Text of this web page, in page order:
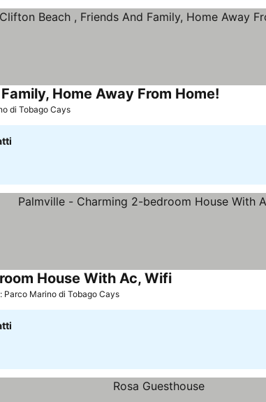
Home Away From Home!
di Tobago Cays
House With Ac, WifiScopri i prezzi
Parco Marino di Tobago Cays